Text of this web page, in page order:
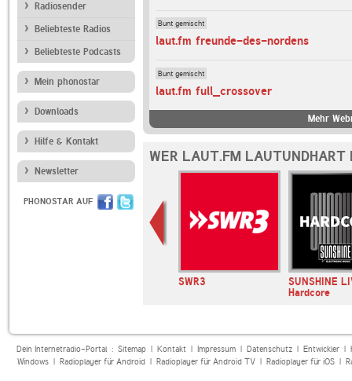
Radiosender
Beliebteste Radios
Beliebteste Podcasts
Mein phonostar
Downloads
Hilfe & Kontakt
Newsletter
PHONOSTAR AUF
Bunt gemischt
laut.fm freunde-des-nordens
Bunt gemischt
laut.fm full_crossover
Mehr
WER LAUT.FM LAUTUNDHART
SWR3
SUNSHINE
Hardcore
Dein Internetradio-Portal : Sitemap| Kontakt| Impressum| Datenschutz| Entwickler|
Windows| Radioplayer für Android| Radioplayer für Android TV| Radioplayer für iOS|